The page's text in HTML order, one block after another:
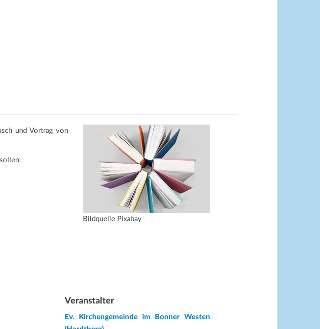
und Vortrag von
Bildquelle Pixabay
Veranstalter
Ev. Kirchengemeinde im Bonner Westen